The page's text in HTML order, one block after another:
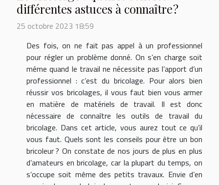
différentes astuces à connaître ?
25 octobre 2023 18:59
Des fois, on ne fait pas appel à un professionnel
pour régler un problème donné. On s’en charge soit
même quand le travail ne nécessite pas l’apport d’un
professionnel : c’est du bricolage. Pour alors bien
réussir vos bricolages, il vous faut bien vous armer
en matière de matériels de travail. Il est donc
nécessaire de connaître les outils de travail du
bricolage. Dans cet article, vous aurez tout ce qu’il
vous faut. Quels sont les conseils pour être un bon
bricoleur ? On constate de nos jours de plus en plus
d’amateurs en bricolage, car la plupart du temps, on
s’occupe soit même des petits travaux. Envie d’en